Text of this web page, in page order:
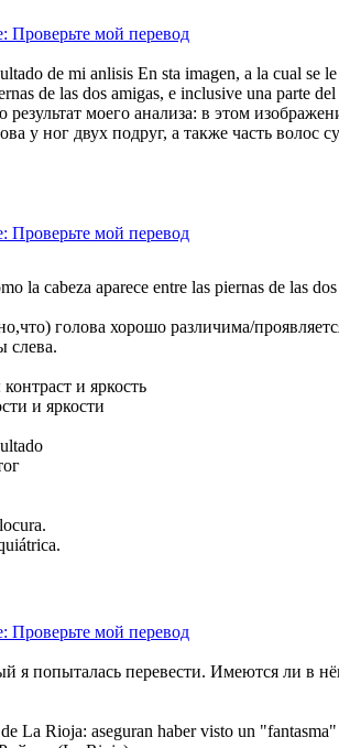
Проверьте мой перевод
de mi anlisis En sta imagen, a la cual se
de las dos amigas, e inclusive una parte
моего анализа: в этом
у ног двух подруг, а также часть
Проверьте мой перевод
la cabeza aparece entre las piernas de las
голова хорошо различима/
слева.
и яркость
и яркости
Проверьте мой перевод
я попыталась перевести. Имеются ли в
La Rioja: aseguran haber visto un "fantasma"